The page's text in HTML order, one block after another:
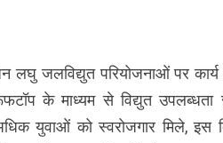
लघु जलविद्युत परियोजनाओं पर कार्य
के माध्यम से विद्युत उपलब्धता
युवाओं को स्वरोजगार मिले,